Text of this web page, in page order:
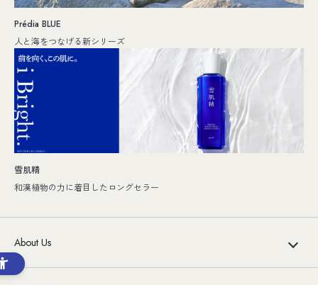
Prédia BLUE
人と海をつなげる新シリーズ
雪肌精
和漢植物の力に着目したロングセラー
About Us